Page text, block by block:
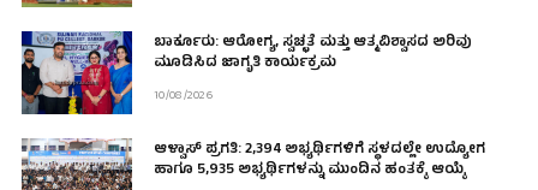
ಬಾರ್ಕೂರು: ಆರೋಗ್ಯ, ಸ್ವಚ್ಛತೆ ಮತ್ತು ಆತ್ಮವಿಶ್ವಾಸದ ಅರಿವು
ಮೂಡಿಸಿದ ಜಾಗೃತಿ ಕಾರ್ಯಕ್ರಮ
10/08/2026
ಆಳ್ವಾಸ್ ಪ್ರಗತಿ: 2,394 ಅಭ್ಯರ್ಥಿಗಳಿಗೆ ಸ್ಥಳದಲ್ಲೇ ಉದ್ಯೋಗ
ಹಾಗೂ 5,935 ಅಭ್ಯರ್ಥಿಗಳನ್ನು ಮುಂದಿನ ಹಂತಕ್ಕೆ ಆಯ್ಕೆ